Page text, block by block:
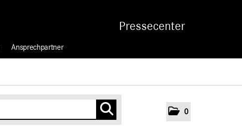
Pressecenter
0
Ansprechpartner